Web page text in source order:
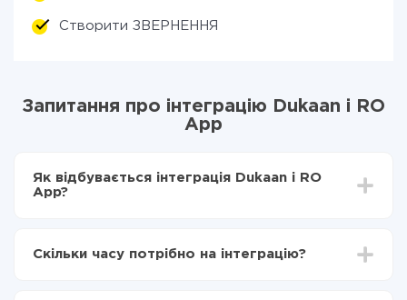
Створити ЗВЕРНЕННЯ
Запитання про інтеграцію Dukaan і RO
App
Як відбувається інтеграція Dukaan і RO
App?
Вибираєте які дані передавати з Dukaan в RO
Скільки часу потрібно на інтеграцію?